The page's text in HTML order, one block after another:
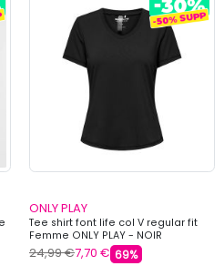
ONLY PLAY
Tee shirt font life col V regular fit
Femme ONLY PLAY - NOIR
24,99 €7,70 € 69%